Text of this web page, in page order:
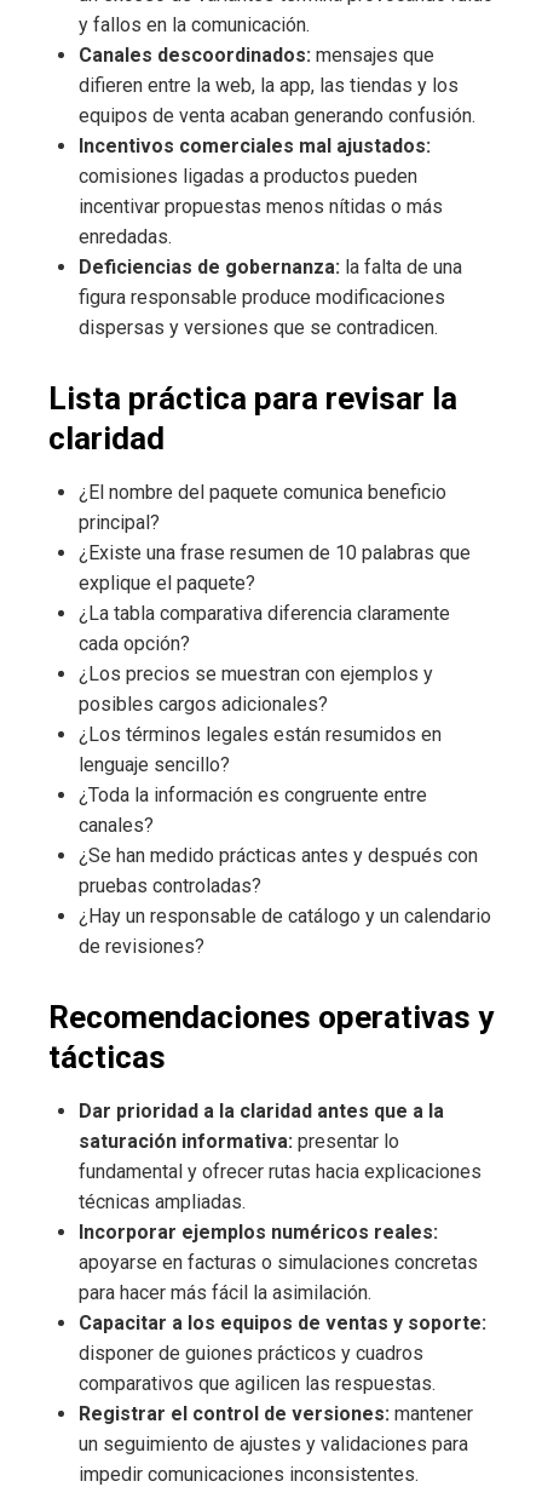
y fallos en la comunicación.
Canales descoordinados: mensajes que
difieren entre la web, la app, las tiendas y los
equipos de venta acaban generando confusión.
Incentivos comerciales mal ajustados:
comisiones ligadas a productos pueden
incentivar propuestas menos nítidas o más
enredadas.
Deficiencias de gobernanza: la falta de una
figura responsable produce modificaciones
dispersas y versiones que se contradicen.
Lista práctica para revisar la
claridad
¿El nombre del paquete comunica beneficio
principal?
¿Existe una frase resumen de 10 palabras que
explique el paquete?
¿La tabla comparativa diferencia claramente
cada opción?
¿Los precios se muestran con ejemplos y
posibles cargos adicionales?
¿Los términos legales están resumidos en
lenguaje sencillo?
¿Toda la información es congruente entre
canales?
¿Se han medido prácticas antes y después con
pruebas controladas?
¿Hay un responsable de catálogo y un calendario
de revisiones?
Recomendaciones operativas y
tácticas
Dar prioridad a la claridad antes que a la
saturación informativa: presentar lo
fundamental y ofrecer rutas hacia explicaciones
técnicas ampliadas.
Incorporar ejemplos numéricos reales:
apoyarse en facturas o simulaciones concretas
para hacer más fácil la asimilación.
Capacitar a los equipos de ventas y soporte:
disponer de guiones prácticos y cuadros
comparativos que agilicen las respuestas.
Registrar el control de versiones: mantener
un seguimiento de ajustes y validaciones para
impedir comunicaciones inconsistentes.